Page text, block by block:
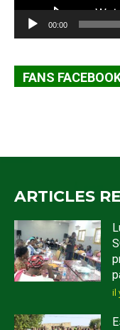
00:00
FANS
ARTICLES
il